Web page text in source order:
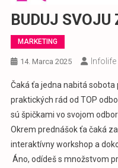
BUDUJ SVOJU
MARKETING
14. Marca 2025 Infolife
Čaká ťa jedna nabitá sobota
praktických rád od TOP
sú špičkami vo svojom
Okrem prednášok ťa čaká
interaktívny workshop a
Áno, odídeš s množstvom